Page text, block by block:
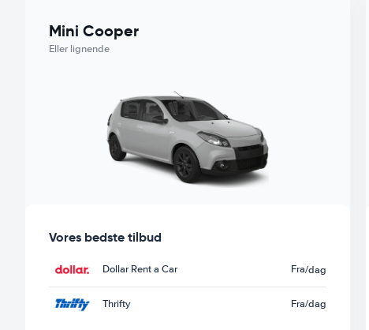
Mini Cooper
Eller lignende
Vores bedste tilbud
Dollar Rent a Car Fra/dag
Thrifty Fra/dag